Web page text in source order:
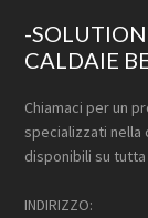
Footer
-
CALDAIE
Chiamaci per un
specializzati nella
disponibili su tutta
INDIRIZZO: